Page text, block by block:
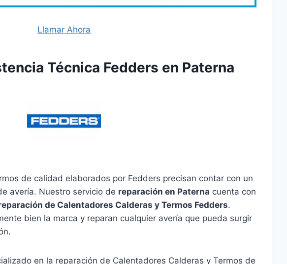
Llamar Ahora
Técnica Fedders en Paterna
de calidad elaborados por Fedders precisan contar con un
avería. Nuestro servicio de reparación en Paterna cuenta con
de Calentadores Calderas y Termos Fedders.
bien la marca y reparan cualquier avería que pueda surgir
en la reparación de Calentadores Calderas y Termos de